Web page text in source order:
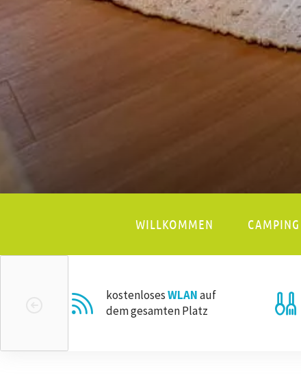
WILLKOMMEN CAMPING
kostenlosesWLANauf
dem gesamten Platz